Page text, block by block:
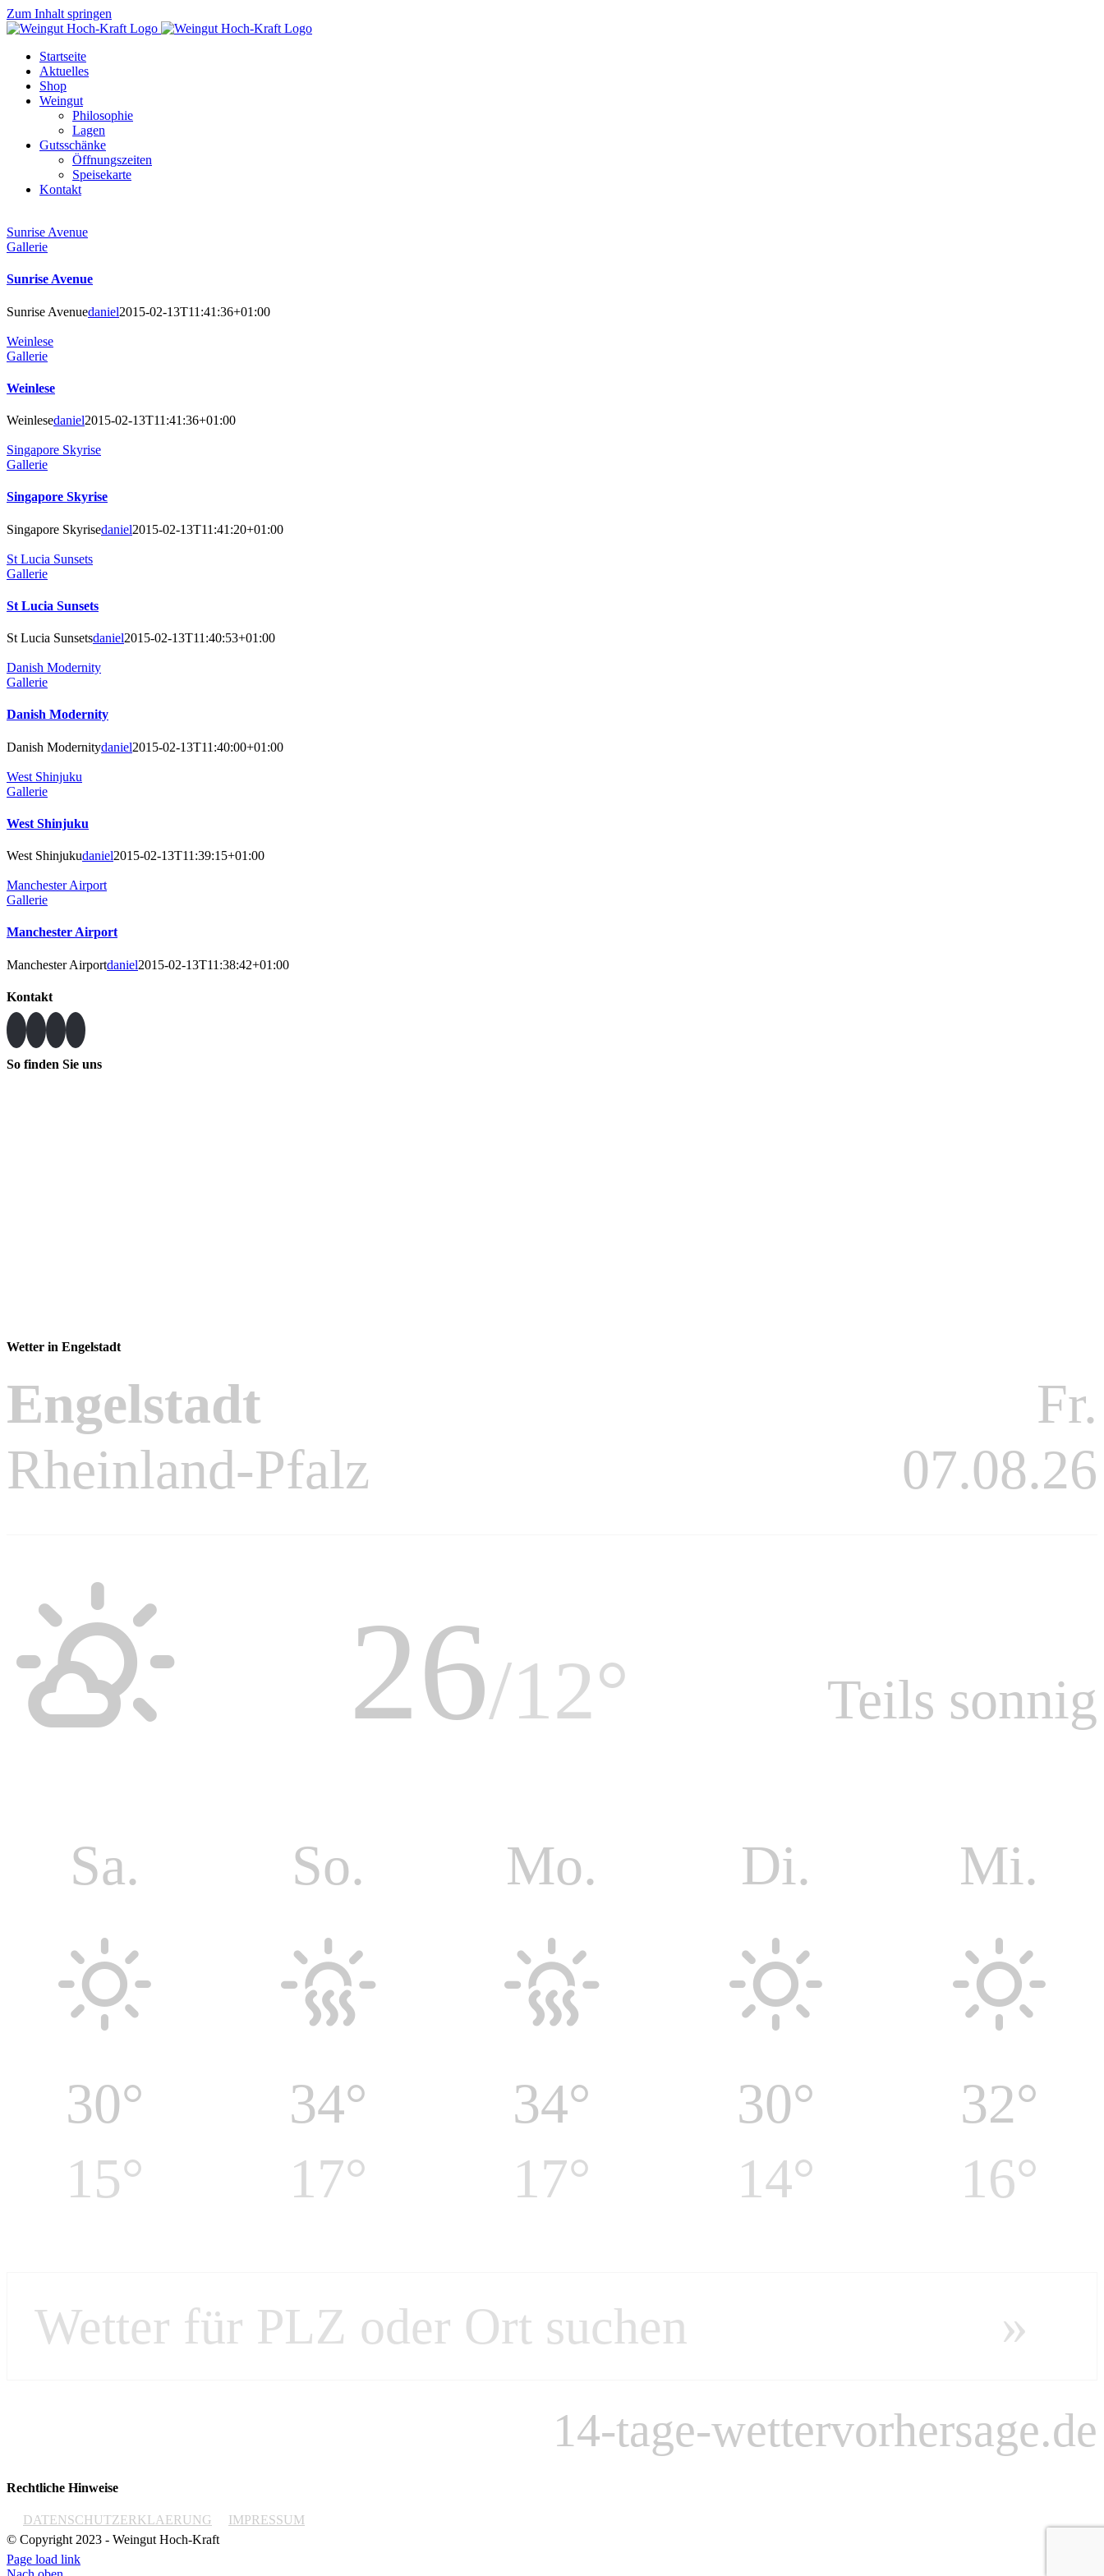
Zum Inhalt springen
Startseite
Aktuelles
Shop
Weingut
Philosophie
Lagen
Gutsschänke
Öffnungszeiten
Speisekarte
Kontakt
Sunrise Avenue
Gallerie
Sunrise Avenue
Sunrise Avenuedaniel2015-02-13T11:41:36+01:00
Weinlese
Gallerie
Weinlese
Weinlesedaniel2015-02-13T11:41:36+01:00
Singapore Skyrise
Gallerie
Singapore Skyrise
Singapore Skyrisedaniel2015-02-13T11:41:20+01:00
St Lucia Sunsets
Gallerie
St Lucia Sunsets
St Lucia Sunsetsdaniel2015-02-13T11:40:53+01:00
Danish Modernity
Gallerie
Danish Modernity
Danish Modernitydaniel2015-02-13T11:40:00+01:00
West Shinjuku
Gallerie
West Shinjuku
West Shinjukudaniel2015-02-13T11:39:15+01:00
Manchester Airport
Gallerie
Manchester Airport
Manchester Airportdaniel2015-02-13T11:38:42+01:00
Kontakt
So finden Sie uns
Wetter in Engelstadt
Rechtliche Hinweise
DATENSCHUTZERKLAERUNG
IMPRESSUM
© Copyright 2023 - Weingut Hoch-Kraft
Page load link